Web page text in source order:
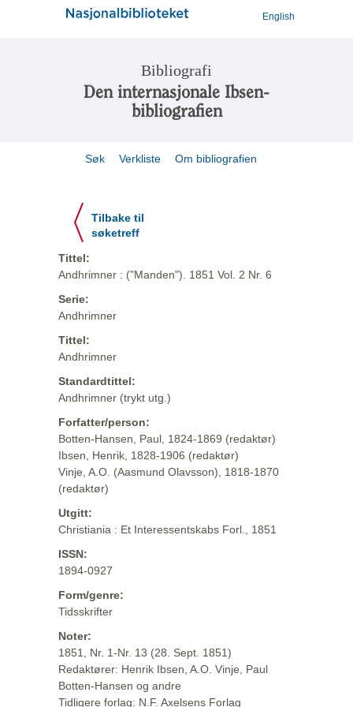
English
Bibliografi
Den internasjonale Ibsen-
bibliografien
Søk Verkliste Om bibliografien
Tilbake til
søketreff
Tittel:
Andhrimner : ("Manden"). 1851 Vol. 2 Nr. 6
Serie:
Andhrimner
Tittel:
Andhrimner
Standardtittel:
Andhrimner (trykt utg.)
Forfatter/person:
Botten-Hansen, Paul, 1824-1869 (redaktør)
Ibsen, Henrik, 1828-1906 (redaktør)
Vinje, A.O. (Aasmund Olavsson), 1818-1870
(redaktør)
Utgitt:
Christiania : Et Interessentskabs Forl., 1851
ISSN:
1894-0927
Form/genre:
Tidsskrifter
Noter:
1851, Nr. 1-Nr. 13 (28. Sept. 1851)
Redaktører: Henrik Ibsen, A.O. Vinje, Paul
Botten-Hansen og andre
Tidligere forlag: N.F. Axelsens Forlag